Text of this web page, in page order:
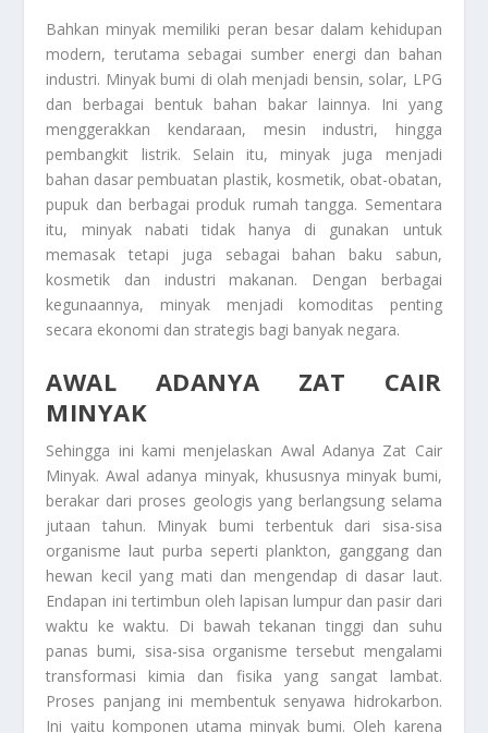
Bahkan minyak memiliki peran besar dalam kehidupan
modern, terutama sebagai sumber energi dan bahan
industri. Minyak bumi di olah menjadi bensin, solar, LPG
dan berbagai bentuk bahan bakar lainnya. Ini yang
menggerakkan kendaraan, mesin industri, hingga
pembangkit listrik. Selain itu, minyak juga menjadi
bahan dasar pembuatan plastik, kosmetik, obat-obatan,
pupuk dan berbagai produk rumah tangga. Sementara
itu, minyak nabati tidak hanya di gunakan untuk
memasak tetapi juga sebagai bahan baku sabun,
kosmetik dan industri makanan. Dengan berbagai
kegunaannya, minyak menjadi komoditas penting
secara ekonomi dan strategis bagi banyak negara.
AWAL ADANYA ZAT CAIR
MINYAK
Sehingga ini kami menjelaskan Awal Adanya Zat Cair
Minyak. Awal adanya minyak, khususnya minyak bumi,
berakar dari proses geologis yang berlangsung selama
jutaan tahun. Minyak bumi terbentuk dari sisa-sisa
organisme laut purba seperti plankton, ganggang dan
hewan kecil yang mati dan mengendap di dasar laut.
Endapan ini tertimbun oleh lapisan lumpur dan pasir dari
waktu ke waktu. Di bawah tekanan tinggi dan suhu
panas bumi, sisa-sisa organisme tersebut mengalami
transformasi kimia dan fisika yang sangat lambat.
Proses panjang ini membentuk senyawa hidrokarbon.
Ini yaitu komponen utama minyak bumi. Oleh karena